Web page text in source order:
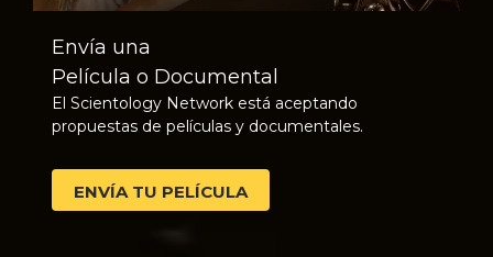
Envía una
Película o Documental
El Scientology Network está aceptando
propuestas de películas y documentales.
ENVÍA TU PELÍCULA